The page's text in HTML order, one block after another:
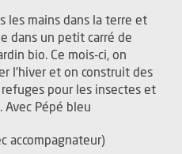
les mains dans la terre et
dans un petit carré de
bio. Ce mois-ci, on
l'hiver et on construit des
pour les insectes et
Pépé bleu
accompagnateur)